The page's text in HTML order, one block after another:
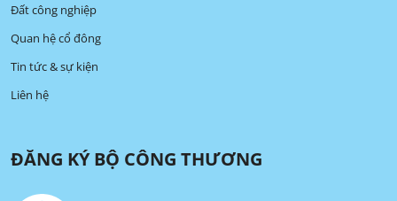
Đất công nghiệp
Quan hệ cổ đông
Tin tức & sự kiện
Liên hệ
ĐĂNG KÝ BỘ CÔNG THƯƠNG